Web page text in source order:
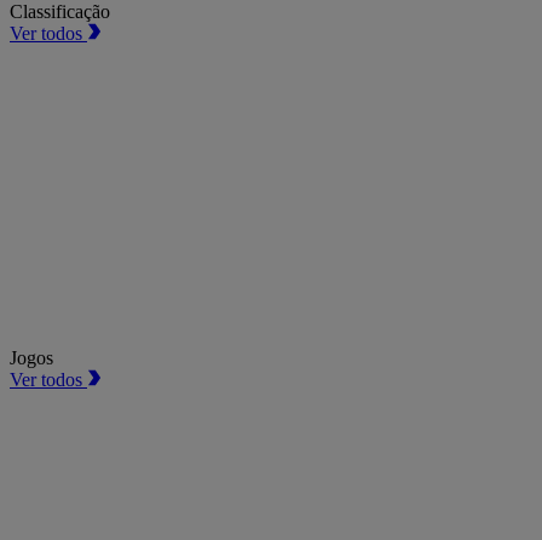
Classificação
Ver todos
Jogos
Ver todos